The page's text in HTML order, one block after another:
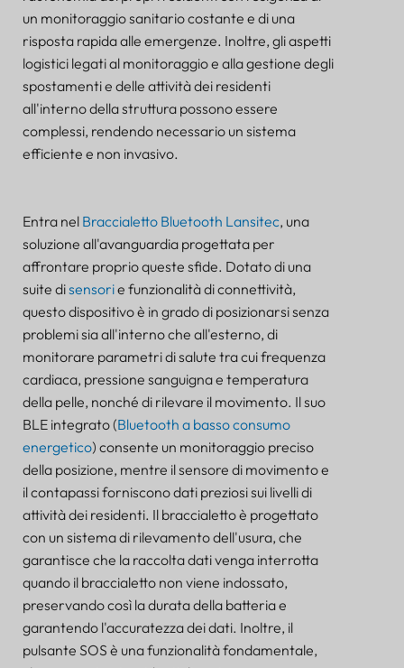
Migliorare l'assistenza agli anziani nelle strutture di
residenza assistita
Il ruolo vitale delle strutture di residenza assistita
Importanza del monitoraggio continuo della salute
nell'assistenza agli anziani
Monitoraggio della mobilità e risposta alle
emergenze: la chiave per la sicurezza degli anziani
Braccialetto Bluetooth Lansitec: un alleato
tecnologico nell'assistenza agli anziani
Implementazione dei braccialetti Bluetooth
Lansitec nelle residenze assistite
Valutazione iniziale e pianificazione per
l'implementazione del braccialetto
Formazione del personale sulle funzionalità del
braccialetto e sull'interpretazione dei dati
Personalizzazione e distribuzione di braccialetti ai
residenti
Integrazione con i protocolli di monitoraggio
sanitario ed emergenza esistenti
Scegliere una soluzione Lansitec
Perché B-Mobile® è la scelta ottimale
un monitoraggio sanitario costante e di una
risposta rapida alle emergenze. Inoltre, gli aspetti
logistici legati al monitoraggio e alla gestione degli
spostamenti e delle attività dei residenti
all'interno della struttura possono essere
complessi, rendendo necessario un sistema
efficiente e non invasivo.
Entra nel Braccialetto Bluetooth Lansitec, una
soluzione all'avanguardia progettata per
affrontare proprio queste sfide. Dotato di una
suite disensorie funzionalità di connettività,
questo dispositivo è in grado di posizionarsi senza
problemi sia all'interno che all'esterno, di
monitorare parametri di salute tra cui frequenza
cardiaca, pressione sanguigna e temperatura
della pelle, nonché di rilevare il movimento. Il suo
BLE integrato (Bluetooth a basso consumo
energetico) consente un monitoraggio preciso
della posizione, mentre il sensore di movimento e
il contapassi forniscono dati preziosi sui livelli di
attività dei residenti. Il braccialetto è progettato
con un sistema di rilevamento dell'usura, che
garantisce che la raccolta dati venga interrotta
quando il braccialetto non viene indossato,
preservando così la durata della batteria e
garantendo l'accuratezza dei dati. Inoltre, il
pulsante SOS è una funzionalità fondamentale,